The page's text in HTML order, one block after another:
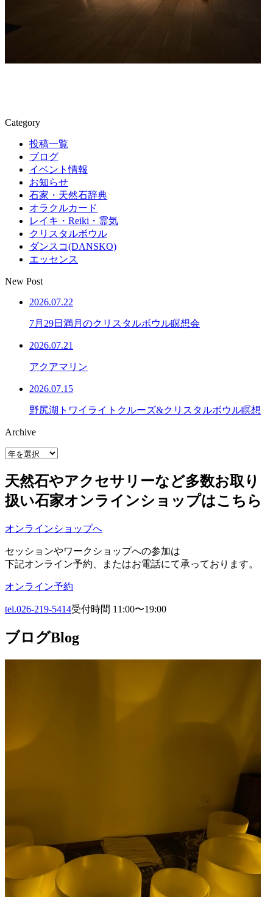
Category
投稿一覧
ブログ
イベント情報
お知らせ
石家・天然石辞典
オラクルカード
レイキ・Reiki・霊気
クリスタルボウル
ダンスコ(DANSKO)
エッセンス
New Post
2026.07.22
7月29日満月のクリスタルボウル瞑想会
2026.07.21
アクアマリン
2026.07.15
野尻湖トワイライトクルーズ&クリスタルボウル瞑想
Archive
天然石やアクセサリーなど多数お取り
扱い石家オンラインショップはこちら
オンラインショップへ
セッションやワークショップへの参加は
下記オンライン予約、またはお電話にて承っております。
オンライン予約
tel.026-219-5414受付時間 11:00〜19:00
ブログBlog